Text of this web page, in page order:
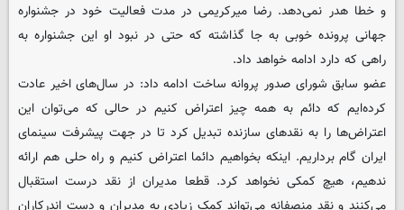
و خطا هدر نمی‌دهد. رضا میرکریمی در مدت فعالیت خود در جشنواره
جهانی پرونده خوبی به جا گذاشته که حتی در نبود او این جشنواره به
راهی که دارد ادامه خواهد داد.
عضو سابق شورای صدور پروانه ساخت ادامه داد: در سال‌های اخیر عادت
کرده‌ایم که دائم به همه چیز اعتراض کنیم در حالی که می‌توان این
اعتراض‌ها را به نقدهای سازنده تبدیل کرد تا در جهت پیشرفت سینمای
ایران گام برداریم. اینکه بخواهیم دائما اعتراض کنیم و راه حلی هم ارائه
ندهیم، هیچ کمکی نخواهد کرد. قطعا مدیران از نقد درست استقبال